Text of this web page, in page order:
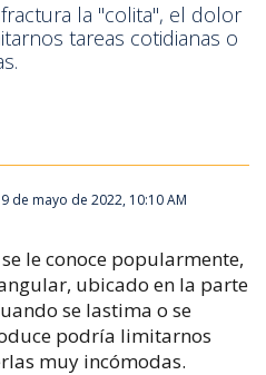
la "colita", el dolor
tareas cotidianas o
de mayo de 2022, 10:10 AM
le conoce popularmente,
ubicado en la parte
se lastima o se
podría limitarnos
muy incómodas.